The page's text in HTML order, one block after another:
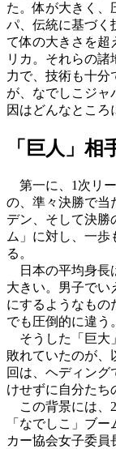
た。体が大きく、
パ、伝統に基づく
て体の大きさを超
リカ。それらの
力で、技術も十分
が、なでしこジャ
因はどんなところ
「巨人」
第一に、1次リ
の、準々決勝で当
デン、そして決勝
ム」に対し、一
る。
日本の平均身長
大きい。男子でい
にするようなもの
でも圧倒的に違う。
そうした「巨大
敗れていたのが、
回は、ヘディング
けせずに自分たち
この背景には、
「なでしこ」ブ
カー協会女子委員